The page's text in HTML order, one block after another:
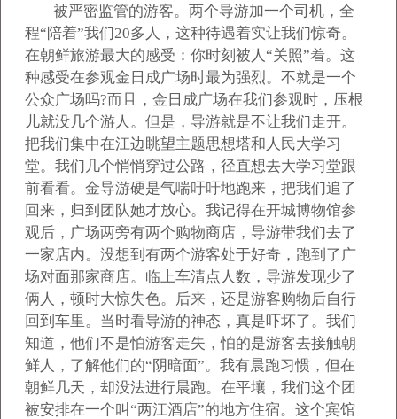
被严密监管的游客。两个导游加一个司机，全
程“陪着”我们20多人，这种待遇着实让我们惊奇。
在朝鲜旅游最大的感受：你时刻被人“关照”着。这
种感受在参观金日成广场时最为强烈。不就是一个
公众广场吗?而且，金日成广场在我们参观时，压根
儿就没几个游人。但是，导游就是不让我们走开。
把我们集中在江边眺望主题思想塔和人民大学习
堂。我们几个悄悄穿过公路，径直想去大学习堂跟
前看看。金导游硬是气喘吁吁地跑来，把我们追了
回来，归到团队她才放心。我记得在开城博物馆参
观后，广场两旁有两个购物商店，导游带我们去了
一家店内。没想到有两个游客处于好奇，跑到了广
场对面那家商店。临上车清点人数，导游发现少了
俩人，顿时大惊失色。后来，还是游客购物后自行
回到车里。当时看导游的神态，真是吓坏了。我们
知道，他们不是怕游客走失，怕的是游客去接触朝
鲜人，了解他们的“阴暗面”。我有晨跑习惯，但在
朝鲜几天，却没法进行晨跑。在平壤，我们这个团
被安排在一个叫“两江酒店”的地方住宿。这个宾馆